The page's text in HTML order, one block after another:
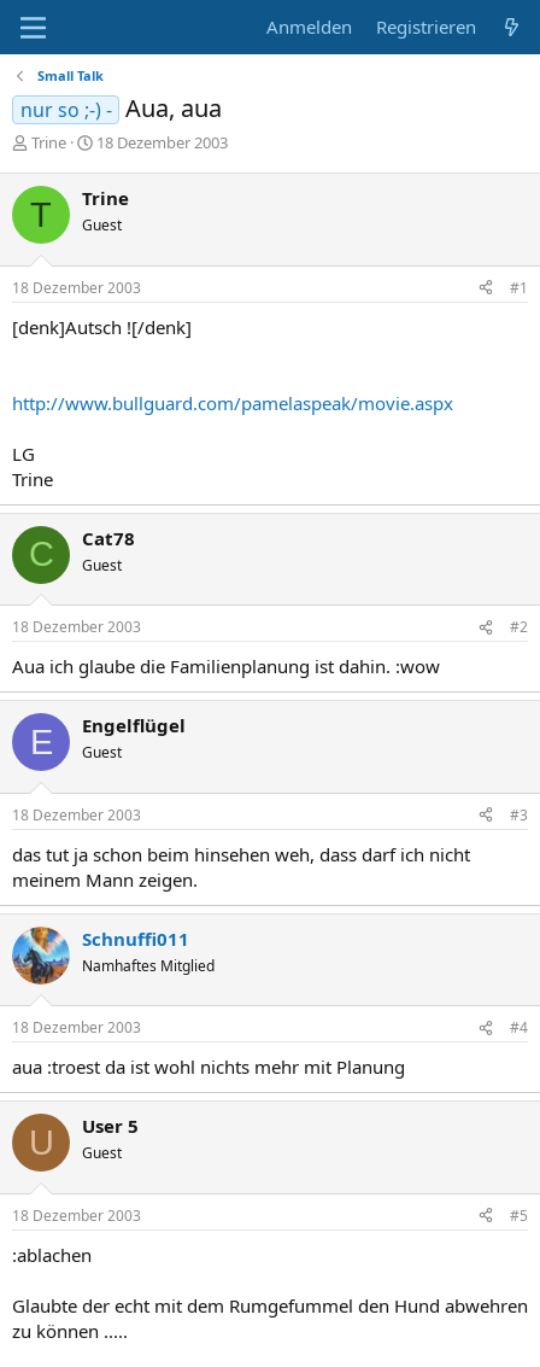
Anmelden Registrieren
Small Talk
nur so ;-) - Aua, aua
E
s
t
l
l
e
Trine
E
t
e
l
t
m
18 Dezember 2003
T Trine
Guest
18 Dezember 2003 #1
[denk]Autsch ![/denk]
http://www.bullguard.com/pamelaspeak/movie.aspx
LG
Trine
C Cat78
Guest
18 Dezember 2003 #2
Aua ich glaube die Familienplanung ist dahin. :wow
E Engelflügel
Guest
18 Dezember 2003 #3
das tut ja schon beim hinsehen weh, dass darf ich nicht
meinem Mann zeigen.
Schnuffi011
Namhaftes Mitglied
18 Dezember 2003 #4
aua :troest da ist wohl nichts mehr mit Planung
U User 5
Guest
18 Dezember 2003 #5
:ablachen
Glaubte der echt mit dem Rumgefummel den Hund abwehren
zu können .....